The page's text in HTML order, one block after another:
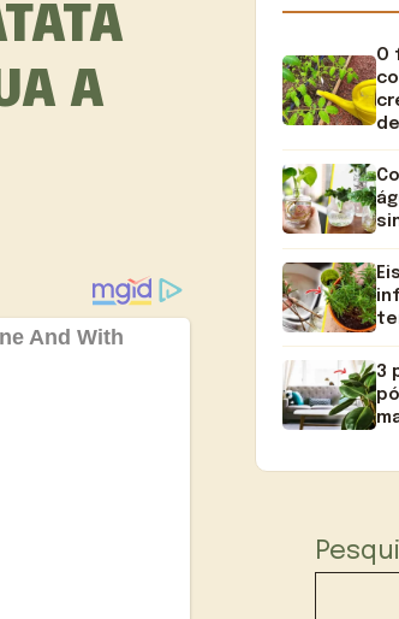
A
O
3